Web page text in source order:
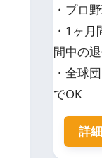
・プロ
・1ヶ
間中の
・全球
でOK
詳細